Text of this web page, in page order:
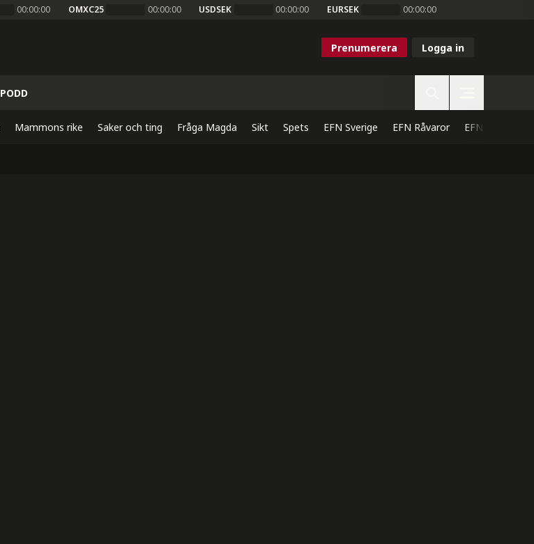
00:00:00 OMXC25 00:00:00 USDSEK 00:00:00 EURSEK 00:00:00
Prenumerera Logga in
PODD
Mammons rike Saker och ting Fråga Magda Sikt Spets EFN Sverige EFN Råvaror EFN Direkt